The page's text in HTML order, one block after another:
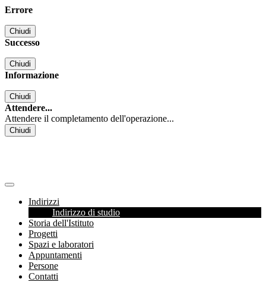
Errore
Chiudi
Successo
Chiudi
Informazione
Chiudi
Attendere...
Attendere il completamento dell'operazione...
Chiudi
Indirizzi
Indirizzo di studio
Storia dell'Istituto
Progetti
Spazi e laboratori
Appuntamenti
Persone
Contatti